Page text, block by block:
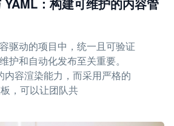
驱动的项目中，统一且可验证
护和自动化发布至关重要。
内容渲染能力，而采用严格的
，可以让团队共